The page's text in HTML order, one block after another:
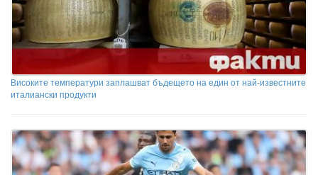
Високите температури заплашват бъдещето на един от най-известните
италиански продукти